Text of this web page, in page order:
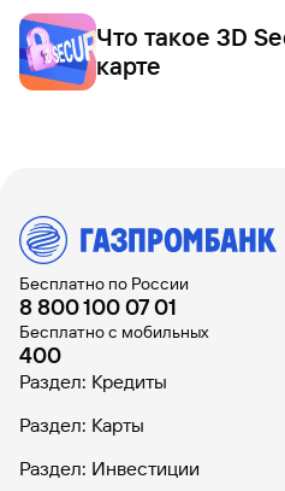
Что такое 3D
карте
Бесплатно по России
8 800 100 07 01
Бесплатно с мобильных
400
Раздел: Кредиты
Раздел: Карты
Раздел: Инвестиции